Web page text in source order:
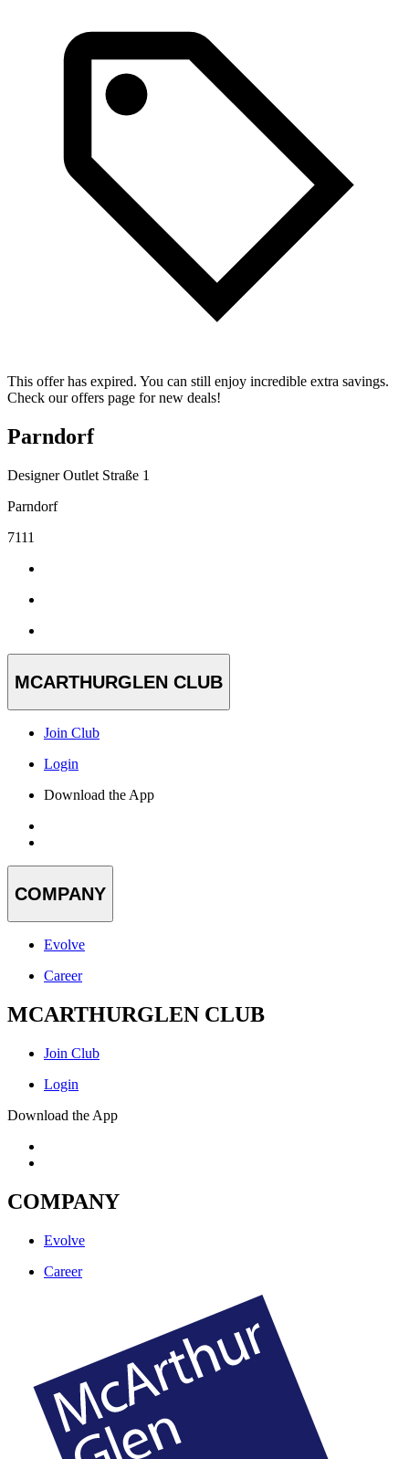
This offer has expired. You can still enjoy incredible extra savings.
Check our offers page for new deals!
Parndorf
Designer Outlet Straße 1
Parndorf
7111
MCARTHURGLEN CLUB
Join Club
Login
Download the App
COMPANY
Evolve
Career
MCARTHURGLEN CLUB
Join Club
Login
Download the App
COMPANY
Evolve
Career